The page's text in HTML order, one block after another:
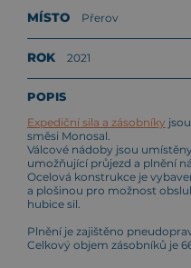
MÍSTO Přerov
ROK 2021
POPIS
Expediční sila a zásobníky
směsi Monosal.
Válcové nádoby jsou
umožňující průjezd a plnění
Ocelová konstrukce je
a plošinou pro možnost
hubice sil.
Plnění je zajištěno
Celkový objem zásobníků je